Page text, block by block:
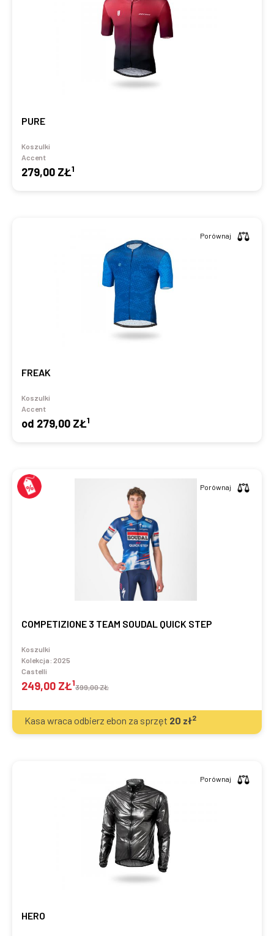
PURE
Koszulki
Accent
279,00 ZŁ1
FREAK
Koszulki
Accent
od 279,00 ZŁ1
Porównaj
COMPETIZIONE 3 TEAM SOUDAL QUICK STEP
Koszulki
Kolekcja: 2025
Castelli
249,00 ZŁ1399,00 ZŁ
Porównaj
Kasa wraca odbierz ebon za sprzęt 20 zł2
HERO
Porównaj